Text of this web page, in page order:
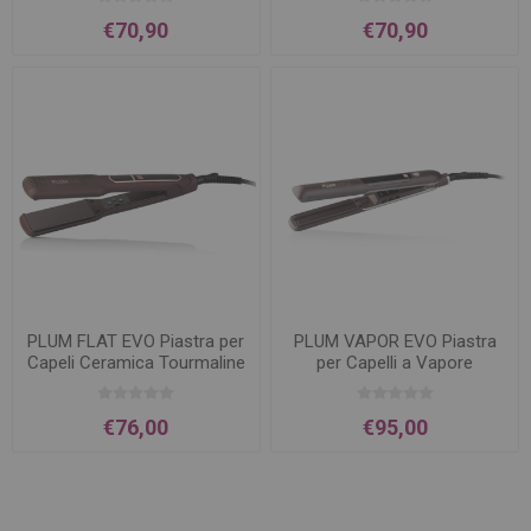
€70,90 €70,90
PLUM FLAT EVO Piastra per
Capeli Ceramica Tourmaline
€76,00
PLUM VAPOR EVO Piastra
per Capelli a Vapore
€95,00